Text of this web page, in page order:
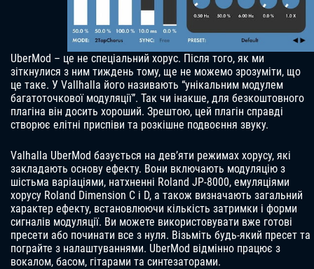
UberMod – це не спеціальний хорус. Після того, як ми
зіткнулися з ним тиждень тому, ще не можемо зрозуміти, що
це таке. У Vallhalla його називають “унікальним модулем
багатоточкової модуляції”. Так чи інакше, для безкоштовного
плагіна він досить хороший. Зрештою, цей плагін справді
створює елітні приспіви та розкішне подвоєння звуку.
Valhalla UberMod базується на дев’яти режимах хорусу, які
закладають основу ефекту. Вони включають модуляцію з
шістьма варіаціями, натхненні Roland JP-8000, емуляціями
хорусу Roland Dimension C і D, а також визначають загальний
характер ефекту, встановлюючи кількість затримки і форми
сигналів модуляції. Ви можете використовувати вже готові
пресети або починати все з нуля. Візьміть будь-який пресет та
пограйте з налаштуваннями. UberMod відмінно працює з
вокалом, басом, гітарами та синтезаторами.